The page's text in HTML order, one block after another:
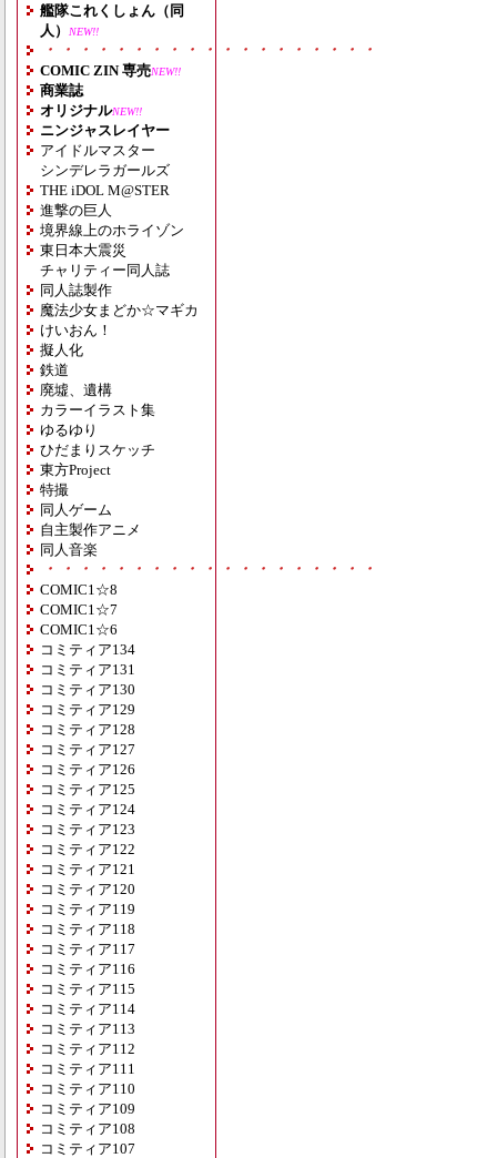
艦隊これくしょん（同
人）
NEW!!
・・・・・・・・・・・・・・・・・・・
COMIC ZIN 専売NEW!!
商業誌
オリジナルNEW!!
ニンジャスレイヤー
アイドルマスター
シンデレラガールズ
THE iDOL M@STER
進撃の巨人
境界線上のホライゾン
東日本大震災
チャリティー同人誌
同人誌製作
魔法少女まどか☆マギカ
けいおん！
擬人化
鉄道
廃墟、遺構
カラーイラスト集
ゆるゆり
ひだまりスケッチ
東方Project
特撮
同人ゲーム
自主製作アニメ
同人音楽
・・・・・・・・・・・・・・・・・・・
COMIC1☆8
COMIC1☆7
COMIC1☆6
コミティア134
コミティア131
コミティア130
コミティア129
コミティア128
コミティア127
コミティア126
コミティア125
コミティア124
コミティア123
コミティア122
コミティア121
コミティア120
コミティア119
コミティア118
コミティア117
コミティア116
コミティア115
コミティア114
コミティア113
コミティア112
コミティア111
コミティア110
コミティア109
コミティア108
コミティア107